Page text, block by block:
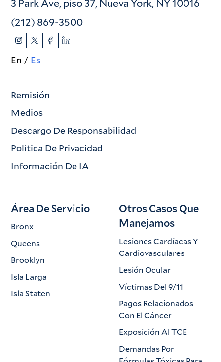
3 Park Ave, piso 37, Nueva York, NY 10016
(212) 869-3500
En Es
Remisión
Medios
Descargo De Responsabilidad
Política De Privacidad
Información De IA
Área De Servicio
Bronx
Queens
Brooklyn
Isla Larga
Isla Staten
Otros Casos Que
Manejamos
Lesiones Cardíacas Y
Cardiovasculares
Lesión Ocular
Víctimas Del 9/11
Pagos Relacionados
Con El Cáncer
Exposición Al TCE
Demandas Por